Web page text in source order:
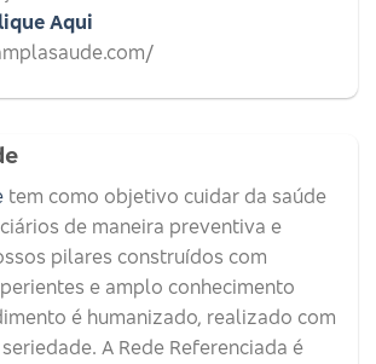
Aqui
tem como objetivo cuidar da saúde
de maneira preventiva e
pilares construídos com
e amplo conhecimento
é humanizado, realizado com
A Rede Referenciada é